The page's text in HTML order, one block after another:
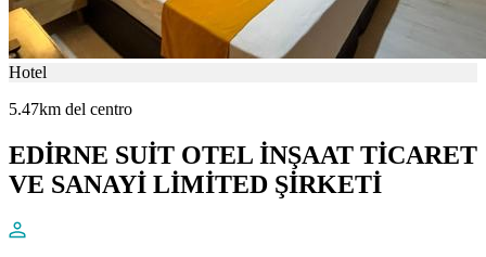
Hotel
5.47km del centro
EDİRNE SUİT OTEL İNŞAAT TİCARET
VE SANAYİ LİMİTED ŞİRKETİ